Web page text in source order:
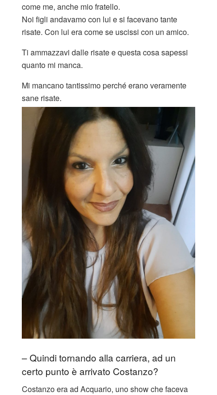
come me, anche mio fratello.
Noi figli andavamo con lui e si facevano tante
risate. Con lui era come se uscissi con un amico.
Ti ammazzavi dalle risate e questa cosa sapessi
quanto mi manca.
Mi mancano tantissimo perché erano veramente
sane risate.
– Quindi tornando alla carriera, ad un
certo punto è arrivato Costanzo?
Costanzo era ad Acquario, uno show che faceva